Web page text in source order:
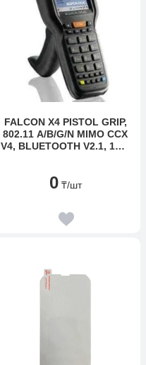
FALCON X4 PISTOL GRIP,
802.11 A/B/G/N MIMO CCX
V4, BLUETOOTH V2.1, 1GB
2D IMAGER, WINDOWS
0 ₸/шт